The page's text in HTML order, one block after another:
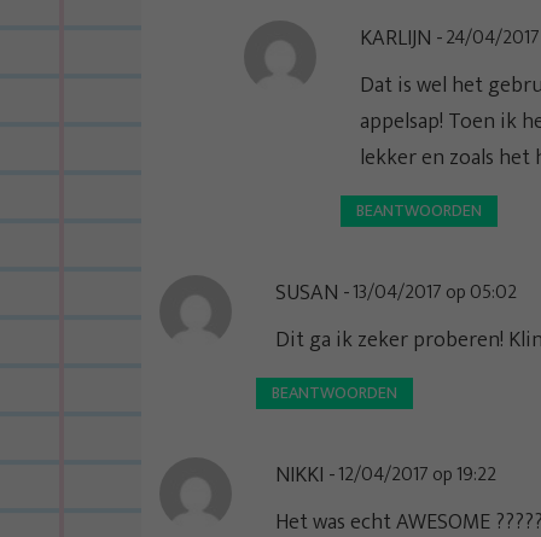
KARLIJN 24/04/2017
Dat is wel het
appelsap! Toen ik
lekker en zoals het
BEANTWOORDEN
SUSAN 13/04/2017 op 05:02
Dit ga ik zeker proberen!
BEANTWOORDEN
NIKKI 12/04/2017 op 19:22
Het was echt AWESOME